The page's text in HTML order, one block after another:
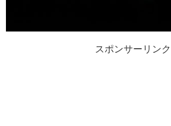
スポンサーリンク